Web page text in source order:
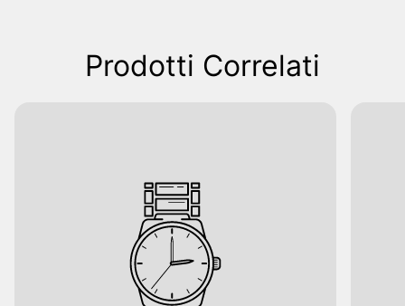
Prodotti Correlati